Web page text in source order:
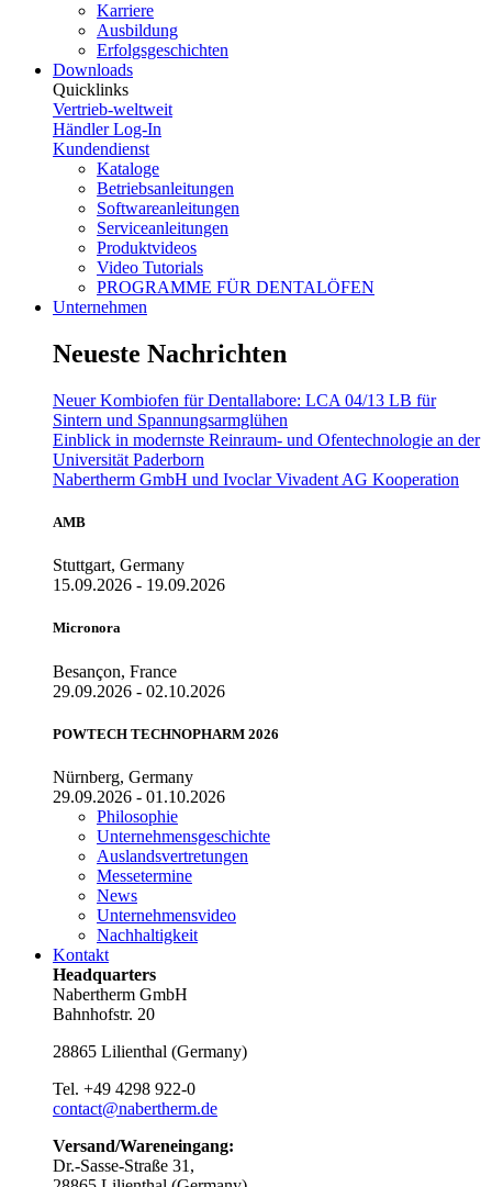
Karriere
Ausbildung
Erfolgsgeschichten
Downloads
Quicklinks
Vertrieb-weltweit
Händler Log-In
Kundendienst
Kataloge
Betriebsanleitungen
Softwareanleitungen
Serviceanleitungen
Produktvideos
Video Tutorials
PROGRAMME FÜR DENTALÖFEN
Unternehmen
Neueste Nachrichten
Neuer Kombiofen für Dentallabore: LCA 04/13 LB für
Sintern und Spannungsarmglühen
Einblick in modernste Reinraum- und Ofentechnologie an der
Universität Paderborn
Nabertherm GmbH und Ivoclar Vivadent AG Kooperation
AMB
Stuttgart, Germany
15.09.2026 - 19.09.2026
Micronora
Besançon, France
29.09.2026 - 02.10.2026
POWTECH TECHNOPHARM 2026
Nürnberg, Germany
29.09.2026 - 01.10.2026
Philosophie
Unternehmensgeschichte
Auslandsvertretungen
Messetermine
News
Unternehmensvideo
Nachhaltigkeit
Kontakt
Headquarters
Nabertherm GmbH
Bahnhofstr. 20
28865 Lilienthal (Germany)
Tel. +49 4298 922-0
contact@nabertherm.de
Versand/Wareneingang:
Dr.-Sasse-Straße 31,